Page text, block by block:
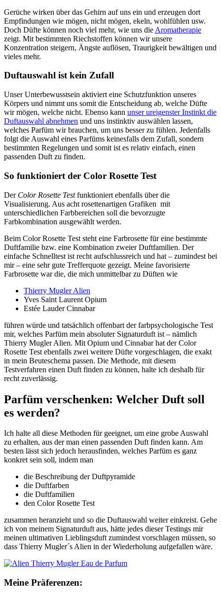
Gerüche wirken über das Gehirn auf uns ein und erzeugen dort
Empfindungen wie mögen, nicht mögen, ekeln, wohlfühlen usw.
Doch Düfte können noch viel mehr, wie uns die Aromatherapie
zeigt. Mit bestimmten Riechstoffen können wir unsere
Konzentration steigern, Ängste auflösen, Traurigkeit bewältigen und
vieles mehr.
Duftauswahl ist kein Zufall
Unser Unterbewusstsein aktiviert eine Schutzfunktion unseres
Körpers und nimmt uns somit die Entscheidung ab, welche Düfte
wir mögen, welche nicht. Ebenso kann unser ureigenster Instinkt die
Duftauswahl abnehmen und uns instinktiv auswählen lassen,
welches Parfüm wir brauchen, um uns besser zu fühlen. Jedenfalls
folgt die Auswahl eines Parfüms keinesfalls dem Zufall, sondern
bestimmten Regelungen und somit ist es relativ einfach, einen
passenden Duft zu finden.
So funktioniert der Color Rosette Test
Der Color Rosette Testfunktioniert ebenfalls über die
Visualisierung. Aus acht rosettenartigen Grafiken mit
unterschiedlichen Farbbereichen soll die bevorzugte
Farbkombination ausgewählt werden.
Beim Color Rosette Test steht eine Farbrosette für eine bestimmte
Duftfamilie bzw. eine Kombination zweier Duftfamilien. Der
einfache Schnelltest ist recht aufschlussreich und hat – zumindest bei
mir – eine sehr gute Trefferquote gezeigt. Meine favorisierte
Farbrosette war die, die mich unmittelbar zu Düften wie
Thierry Mugler Alien
Yves Saint Laurent Opium
Estée Lauder Cinnabar
führen würde und tatsächlich offenbart der farbpsychologische Test
mir, welches Parfüm mein absoluter Signaturduft ist – nämlich
Thierry Mugler Alien. Mit Opium und Cinnabar hat der Color
Rosette Test ebenfalls zwei weitere Düfte vorgeschlagen, die exakt
in mein Beuteschema passen. Die Methode, mit diesem
Testverfahren einen Duft finden zu können, halte ich deshalb für
recht zuverlässig.
Parfüm verschenken: Welcher Duft soll
es werden?
Ich halte all diese Methoden für geeignet, um eine grobe Auswahl
zu erhalten, aus der man einen passenden Duft finden kann. Am
besten lässt sich jedoch herausfinden, welches Parfüm es ganz
konkret sein soll, indem man
die Beschreibung der Duftpyramide
die Duftfarben
die Duftfamilien
den Color Rosette Test
zusammen heranzieht und so die Duftauswahl weiter einkreist. Gehe
ich von meinem Signaturduft aus, hätte jedes dieser Testings mir
meinen ultimativen Lieblingsduft zumindest vorschlagen müssen, so
dass Thierry Mugler´s Alien in der Wiederholung aufgefallen wäre.
Meine Präferenzen: